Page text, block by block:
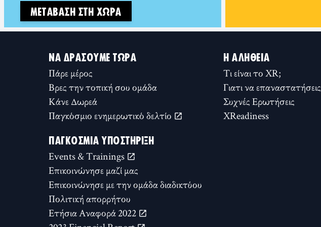
ΜΕΤΆΒΑΣΗ ΣΤΗ ΧΏΡΑ
ΝΑ ΔΡΆΣΟΥΜΕ ΤΏΡΑ
Πάρε μέρος
Βρες την τοπική σου ομάδα
Κάνε Δωρεά
Παγκόσμιο ενημερωτικό δελτίο
Η ΑΛΉΘΕΙΑ
Τι είναι το XR;
Γιατι να επαναστατήσεις
Συχνές Ερωτήσεις
XReadiness
ΠΑΓΚΌΣΜΙΑ ΥΠΟΣΤΉΡΙΞΗ
Events & Trainings
Επικοινώνησε μαζί μας
Επικοινώνησε με την ομάδα διαδικτύου
Πολιτική απορρήτου
Ετήσια Αναφορά 2022